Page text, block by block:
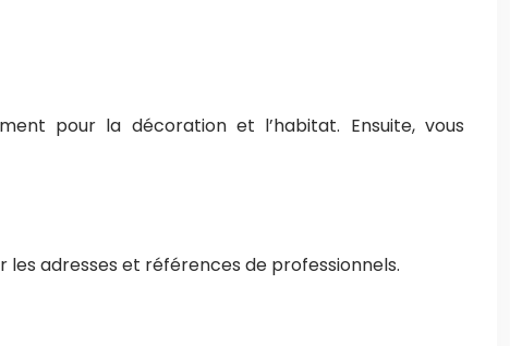
pour la décoration et l’habitat. Ensuite, vous
adresses et références de professionnels.